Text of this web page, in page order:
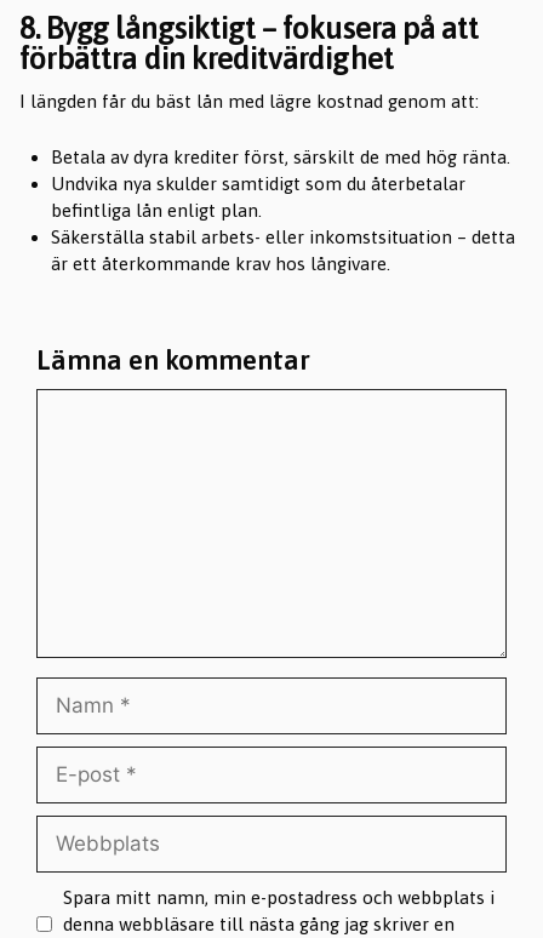
8. Bygg långsiktigt – fokusera på att
förbättra din kreditvärdighet
I längden får du bäst lån med lägre kostnad genom att:
Betala av dyra krediter först, särskilt de med hög ränta.
Undvika nya skulder samtidigt som du återbetalar
befintliga lån enligt plan.
Säkerställa stabil arbets- eller inkomstsituation – detta
är ett återkommande krav hos långivare.
Lämna en kommentar
post
Spara mitt namn, min e-postadress och webbplats i
denna webbläsare till nästa gång jag skriver en